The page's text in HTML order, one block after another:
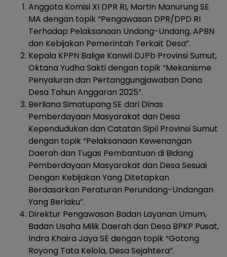
Anggota Komisi XI DPR RI, Martin Manurung SE
MA dengan topik “Pengawasan DPR/DPD RI
Terhadap Pelaksanaan Undang-Undang, APBN
dan Kebijakan Pemerintah Terkait Desa”.
Kepala KPPN Balige Kanwil DJPb Provinsi Sumut,
Oktana Yudha Sakti dengan topik “Mekanisme
Penyaluran dan Pertanggungjawaban Dana
Desa Tahun Anggaran 2025”.
Berliana Simatupang SE dari Dinas
Pemberdayaan Masyarakat dan Desa
Kependudukan dan Catatan Sipil Provinsi Sumut
dengan topik “Pelaksanaan Kewenangan
Daerah dan Tugas Pembantuan di Bidang
Pemberdayaan Masyarakat dan Desa Sesuai
Dengan Kebijakan Yang Ditetapkan
Berdasarkan Peraturan Perundang-Undangan
Yang Berlaku”.
Direktur Pengawasan Badan Layanan Umum,
Badan Usaha Milik Daerah dan Desa BPKP Pusat,
Indra Khaira Jaya SE dengan topik “Gotong
Royong Tata Kelola, Desa Sejahtera”.